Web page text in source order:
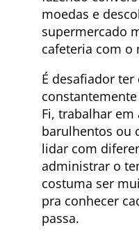
moedas e
supermercado
cafeteria com o
É desafiador
Fi, trabalhar em
barulhentos ou
lidar com
administrar o
costuma ser
pra conhecer
passa.